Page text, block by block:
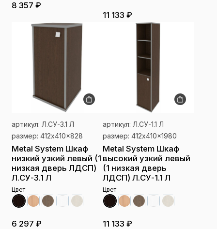
8 357 ₽
11 133 ₽
артикул: Л.СУ-3.1 Л
размер: 412x410x828
Metal System Шкаф
низкий узкий левый (1
низкая дверь ЛДСП)
Л.СУ-3.1 Л
Цвет
6 297 ₽
артикул: Л.СУ-1.1 Л
размер: 412x410x1980
Metal System Шкаф
высокий узкий левый
(1 низкая дверь
ЛДСП) Л.СУ-1.1 Л
Цвет
11 133 ₽